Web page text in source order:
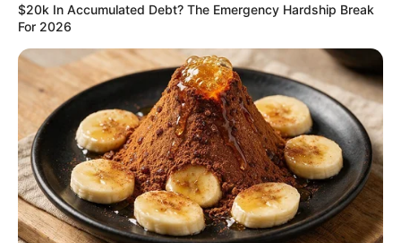
Walgreens Hides This $1 Generic Viagra - Here's
The Aisle It's Really In.
FRIDAY PLANS
$20k In Accumulated Debt? The Emergency Hardship Break
For 2026